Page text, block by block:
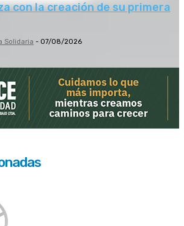
con la creación de su primera
Solidaria - 07/08/2026